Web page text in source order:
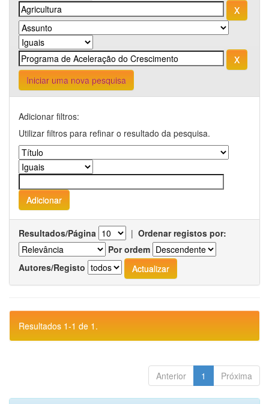
Iniciar uma nova pesquisa
Adicionar filtros:
Utilizar filtros para refinar o resultado da pesquisa.
Resultados/Página | Ordenar registos por:
Por ordem
Autores/Registo
Resultados 1-1 de 1.
Anterior 1 Próxima